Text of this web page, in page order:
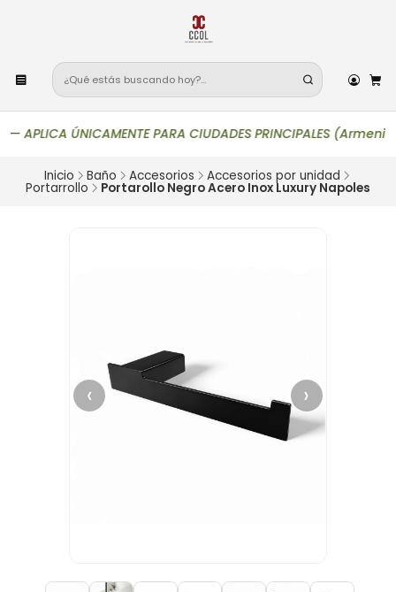
APLICA ÚNICAMENTE PARA CIUDADES PRINCIPALES
Inicio Baño Accesorios Accesorios por unidad
Portarrollo Portarollo Negro Acero Inox Luxury Napoles
‹ ›